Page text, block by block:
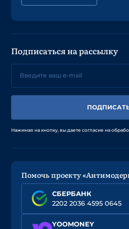
Подписаться на рассылку
Нажимая на кнопку, вы даете согласие на
Помочь проекту
СБЕРБАНК
2202 2036 4595 0645
YOOMONEY